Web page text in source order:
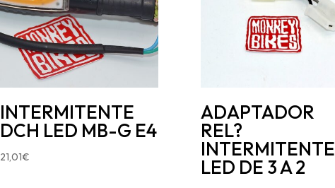
INTERMITENTE
DCH LED MB-G E4
21,01€
ADAPTADOR
REL?
INTERMITENTE
LED DE 3 A 2